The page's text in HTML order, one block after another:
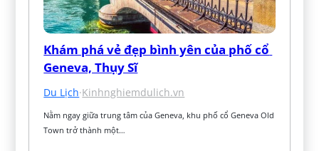
Khám phá vẻ đẹp bình yên của phố cổ
Geneva, Thụy Sĩ
Du Lịch·Kinhnghiemdulich.vn
Nằm ngay giữa trung tâm của Geneva, khu phố cổ Geneva Old
Town trở thành một…